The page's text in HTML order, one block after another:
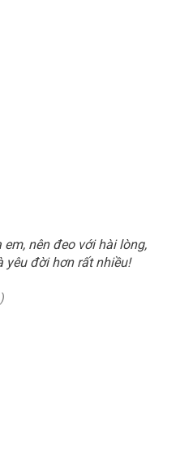
nên đeo với hài lòng,
yêu đời hơn rất nhiều!